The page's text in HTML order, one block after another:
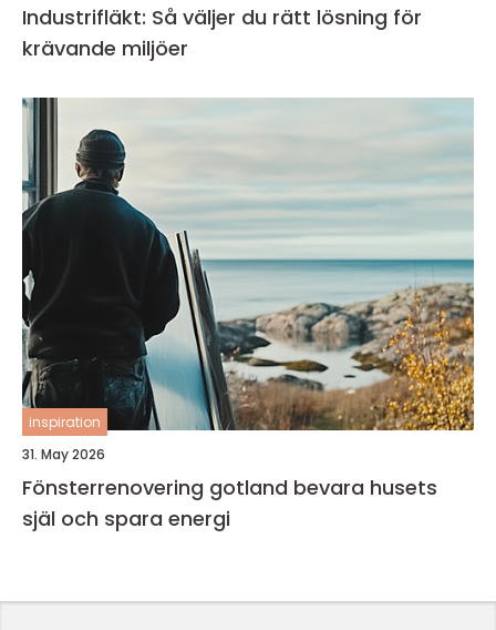
Industrifläkt: Så väljer du rätt lösning för
krävande miljöer
inspiration
31. May 2026
Fönsterrenovering gotland bevara husets
själ och spara energi